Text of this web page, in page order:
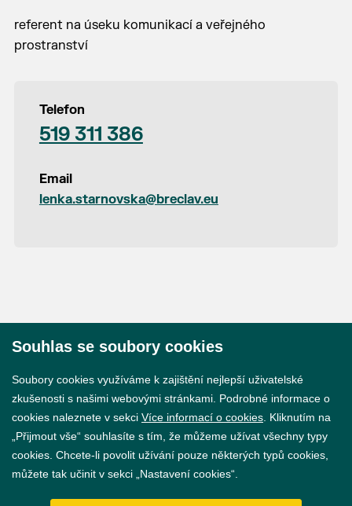
referent na úseku komunikací a veřejného
prostranství
Telefon
519 311 386
Email
lenka.starnovska@breclav.eu
GDPR
Souhlas se soubory cookies
Soubory cookies využíváme k zajištění nejlepší uživatelské
zkušenosti s našimi webovými stránkami. Podrobné informace o
cookies naleznete v sekci Více informací o cookies . Kliknutím na
„Přijmout vše“ souhlasíte s tím, že můžeme užívat všechny typy
cookies. Chcete-li povolit užívání pouze některých typů cookies,
můžete tak učinit v sekci „Nastavení cookies“.